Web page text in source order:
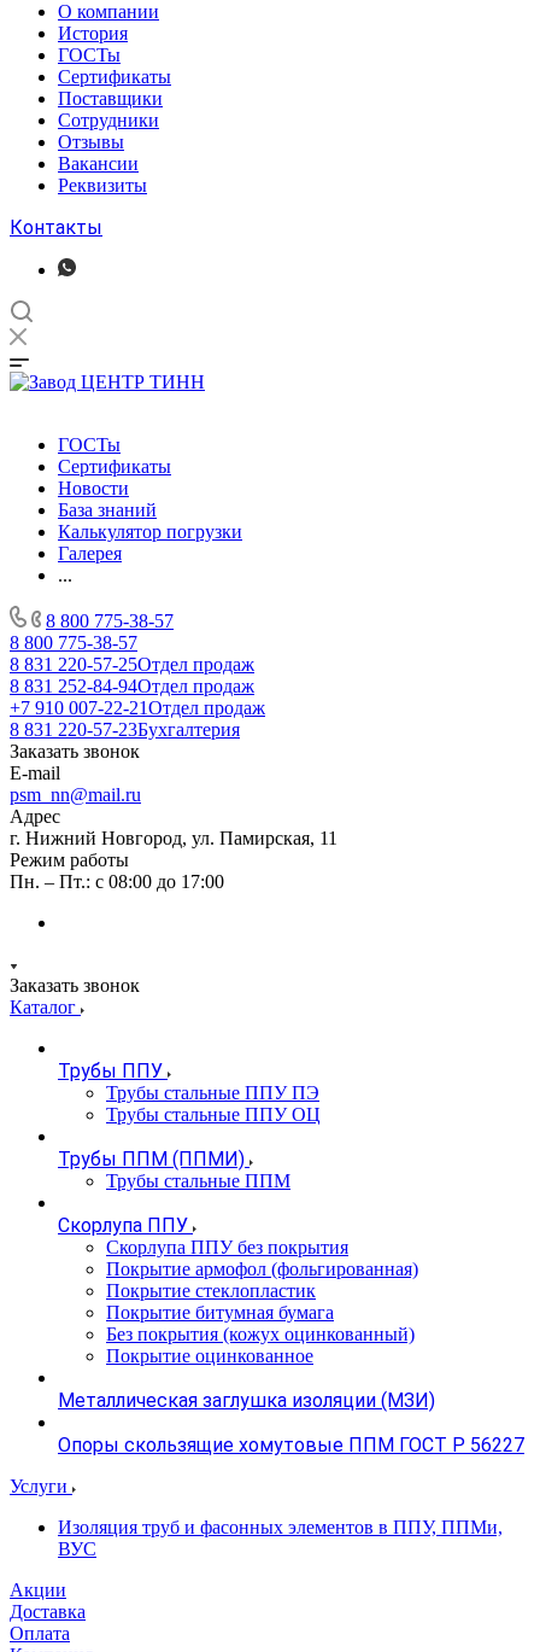
О компании
История
ГОСТы
Сертификаты
Поставщики
Сотрудники
Отзывы
Вакансии
Реквизиты
Контакты
ГОСТы
Сертификаты
Новости
База знаний
Калькулятор погрузки
Галерея
...
8 800 775-38-57
8 800 775-38-57
8 831 220-57-25Отдел продаж
8 831 252-84-94Отдел продаж
+7 910 007-22-21Отдел продаж
8 831 220-57-23Бухгалтерия
Заказать звонок
E-mail
psm_nn@mail.ru
Адрес
г. Нижний Новгород, ул. Памирская, 11
Режим работы
Пн. – Пт.: с 08:00 до 17:00
Заказать звонок
Каталог
Трубы ППУ
Трубы стальные ППУ ПЭ
Трубы стальные ППУ ОЦ
Трубы ППМ (ППМИ)
Трубы стальные ППМ
Скорлупа ППУ
Скорлупа ППУ без покрытия
Покрытие армофол (фольгированная)
Покрытие стеклопластик
Покрытие битумная бумага
Без покрытия (кожух оцинкованный)
Покрытие оцинкованное
Металлическая заглушка изоляции (МЗИ)
Опоры скользящие хомутовые ППМ ГОСТ Р 56227
Услуги
Изоляция труб и фасонных элементов в ППУ, ППМи,
ВУС
Акции
Доставка
Оплата